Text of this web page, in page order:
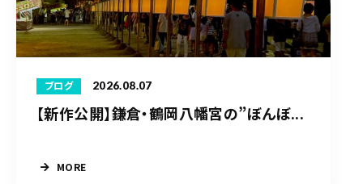
ブログ 2026.08.07
【新作公開】鎌倉・鶴岡八幡宮の”ぼんぼ...
MORE